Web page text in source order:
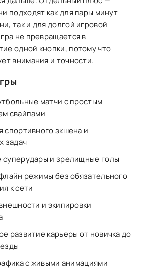
подходят как для пары минут
так и для долгой игровой
не превращается в
одной кнопки, потому что
внимания и точности.
матчи с простым
свайпами
спортивного экшена и
задач
и зрелищные голы
режимы без обязательного
к сети
и экипировки
развитие карьеры от новичка до
с живыми анимациями